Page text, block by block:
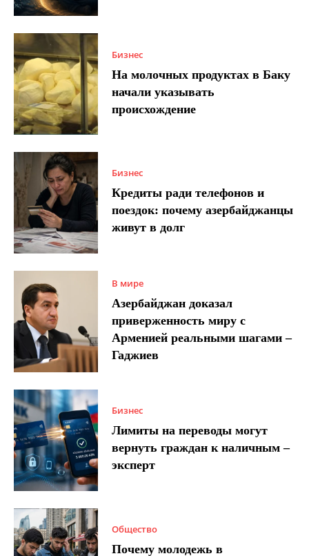
Бизнес
На молочных продуктах в Баку
начали указывать
происхождение
Бизнес
Кредиты ради телефонов и
поездок: почему азербайджанцы
живут в долг
В мире
Азербайджан доказал
приверженность миру с
Арменией реальными шагами –
Гаджиев
Бизнес
Лимиты на переводы могут
вернуть граждан к наличным –
эксперт
Общество
Почему молодежь в